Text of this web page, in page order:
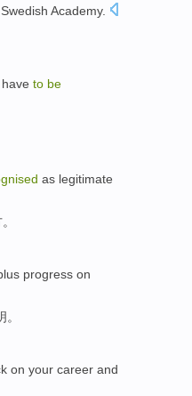
Swedish Academy.
have to be
as legitimate
progress on
。
on your career and